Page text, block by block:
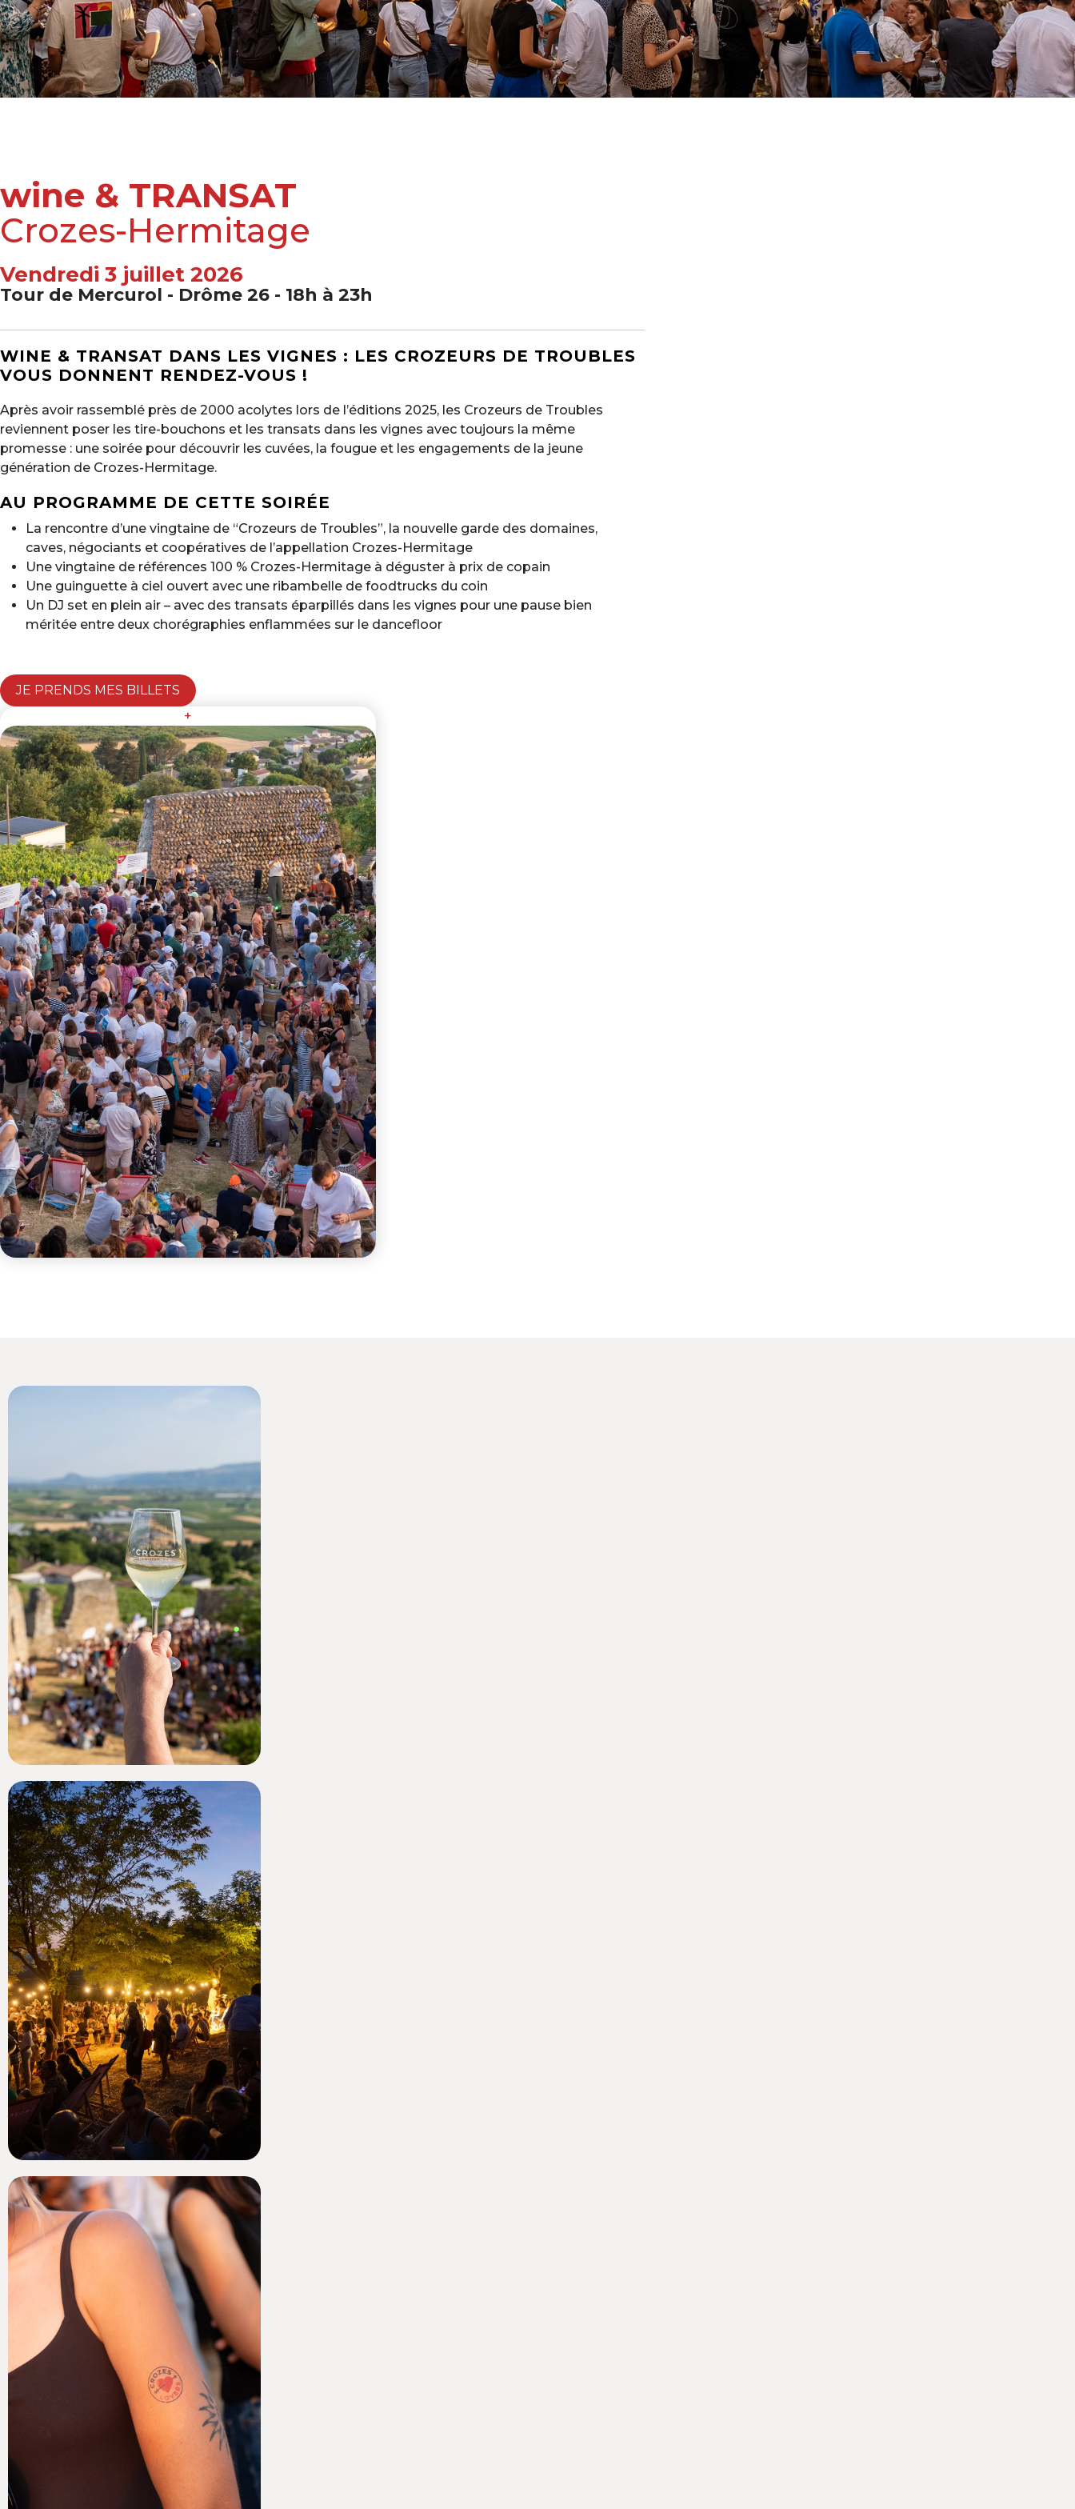
wine & TRANSAT
Crozes-Hermitage
Vendredi 3 juillet 2026
Tour de Mercurol - Drôme 26 - 18h à 23h
WINE & TRANSAT DANS LES VIGNES : LES CROZEURS DE TROUBLES
VOUS DONNENT RENDEZ-VOUS !
Après avoir rassemblé près de 2000 acolytes lors de l’éditions 2025, les Crozeurs de Troubles
reviennent poser les tire-bouchons et les transats dans les vignes avec toujours la même
promesse : une soirée pour découvrir les cuvées, la fougue et les engagements de la jeune
génération de Crozes-Hermitage.
AU PROGRAMME DE CETTE SOIRÉE
La rencontre d’une vingtaine de “Crozeurs de Troubles”, la nouvelle garde des domaines,
caves, négociants et coopératives de l’appellation Crozes-Hermitage
Une vingtaine de références 100 % Crozes-Hermitage à déguster à prix de copain
Une guinguette à ciel ouvert avec une ribambelle de foodtrucks du coin
Un DJ set en plein air – avec des transats éparpillés dans les vignes pour une pause bien
méritée entre deux chorégraphies enflammées sur le dancefloor
JE PRENDS MES BILLETS
+